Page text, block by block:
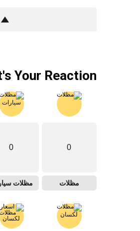
Your Reaction?
0
مظلات
0
مظلات